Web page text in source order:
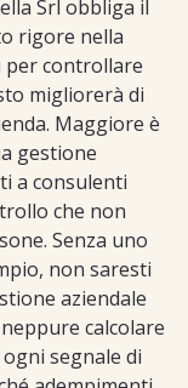
Srl obbliga il
rigore nella
per controllare
migliorerà di
Maggiore è
gestione
a consulenti
che non
Senza uno
non saresti
aziendale
calcolare
segnale di